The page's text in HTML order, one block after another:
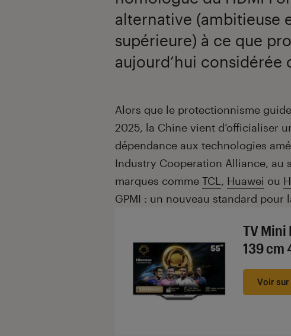
alternative (ambitieuse
supérieure) à ce que
aujourd’hui considérée
Introduction
Alors que le protectionnisme
2025, la Chine vient d’officialiser
dépendance aux technologies
Industry Cooperation Alliance, au
marques comme TCL , Huawei ou
GPMI : un nouveau standard pour
TV Mini
139 cm
Voir sur